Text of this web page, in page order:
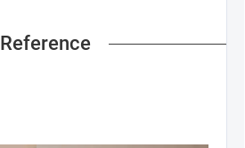
Reference